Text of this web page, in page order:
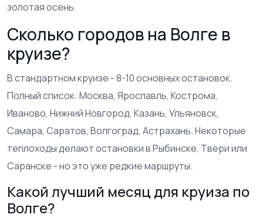
золотая осень.
Сколько городов на Волге в
круизе?
В стандартном круизе - 8-10 основных остановок.
Полный список: Москва, Ярославль, Кострома,
Иваново, Нижний Новгород, Казань, Ульяновск,
Самара, Саратов, Волгоград, Астрахань. Некоторые
теплоходы делают остановки в Рыбинске, Твери или
Саранске - но это уже редкие маршруты.
Какой лучший месяц для круиза по
Волге?